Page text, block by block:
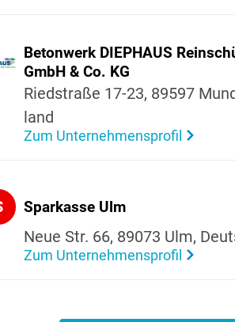
Beton­werk DIEP­HAUS
GmbH & Co. KG
Ried­straße 17-23, 89597
land
Zum Unternehmensprofil
Spar­kasse Ulm
Neue Str. 66, 89073 Ulm,
Zum Unternehmensprofil